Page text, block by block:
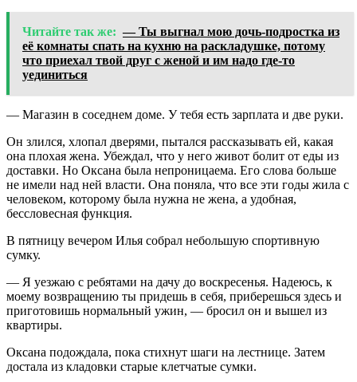
Читайте так же: — Ты выгнал мою дочь-подростка из
её комнаты спать на кухню на раскладушке, потому
что приехал твой друг с женой и им надо где-то
уединиться
— Магазин в соседнем доме. У тебя есть зарплата и две руки.
Он злился, хлопал дверями, пытался рассказывать ей, какая
она плохая жена. Убеждал, что у него живот болит от еды из
доставки. Но Оксана была непроницаема. Его слова больше
не имели над ней власти. Она поняла, что все эти годы жила с
человеком, которому была нужна не жена, а удобная,
бессловесная функция.
В пятницу вечером Илья собрал небольшую спортивную
сумку.
— Я уезжаю с ребятами на дачу до воскресенья. Надеюсь, к
моему возвращению ты придешь в себя, приберешься здесь и
приготовишь нормальный ужин, — бросил он и вышел из
квартиры.
Оксана подождала, пока стихнут шаги на лестнице. Затем
достала из кладовки старые клетчатые сумки.